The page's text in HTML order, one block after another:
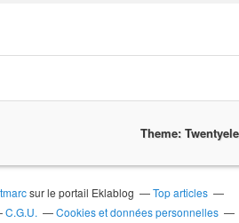
Theme:
sur le portail Eklablog
Top articles
C.G.U.
Cookies et données personnelles